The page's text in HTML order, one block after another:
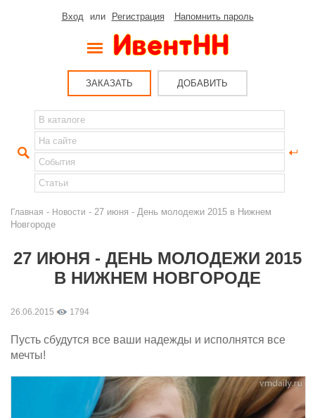
Вход или Регистрация Напомнить пароль
ЗАКАЗАТЬ ДОБАВИТЬ
Главная - Новости - 27 июня - День молодежи 2015 в Нижнем
Новгороде
27 ИЮНЯ - ДЕНЬ МОЛОДЕЖИ 2015
В НИЖНЕМ НОВГОРОДЕ
26.06.2015 1794
Пусть сбудутся все ваши надежды и исполнятся все
мечты!